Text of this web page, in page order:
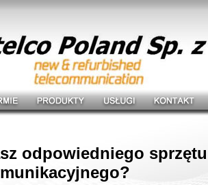
odpowiedniego sprzętu